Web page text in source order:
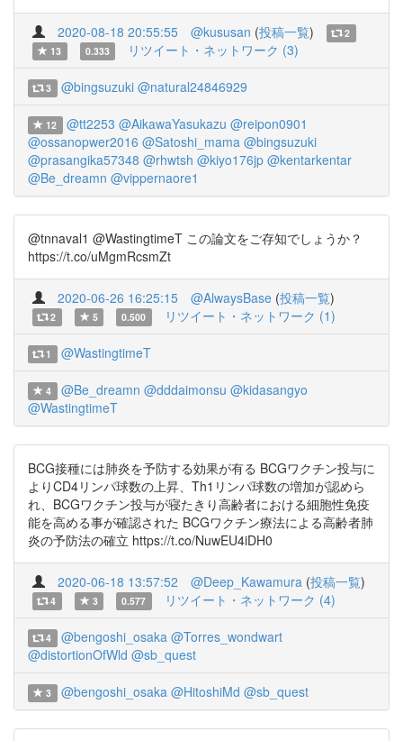
2020-08-18 20:55:55 @kususan (投稿一覧)
2
13
0.333 リツイート・ネットワーク (3)
3 @bingsuzuki @natural24846929
12 @tt2253 @AikawaYasukazu @reipon0901
@ossanopwer2016 @Satoshi_mama @bingsuzuki
@prasangika57348 @rhwtsh @kiyo176jp @kentarkentar
@Be_dreamn @vippernaore1
@tnnaval1 @WastingtimeT この論文をご存知でしょうか？
https://t.co/uMgmRcsmZt
2020-06-26 16:25:15 @AlwaysBase (投稿一覧)
2 5 0.500 リツイート・ネットワーク (1)
1 @WastingtimeT
4 @Be_dreamn @dddaimonsu @kidasangyo
@WastingtimeT
BCG接種には肺炎を予防する効果が有る BCGワクチン投与に
よりCD4リンパ球数の上昇、Th1リンパ球数の増加が認めら
れ、BCGワクチン投与が寝たきり高齢者における細胞性免疫
能を高める事が確認された BCGワクチン療法による高齢者肺
炎の予防法の確立 https://t.co/NuwEU4iDH0
2020-06-18 13:57:52 @Deep_Kawamura (投稿一覧)
4 3 0.577 リツイート・ネットワーク (4)
4 @bengoshi_osaka @Torres_wondwart
@distortionOfWld @sb_quest
3 @bengoshi_osaka @HitoshiMd @sb_quest